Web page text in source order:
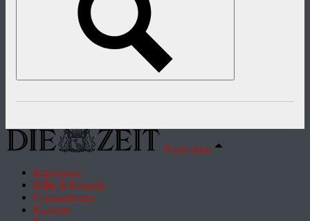
Nach oben
Impressum
Hilfe & Kontakt
Unternehmen
Karriere